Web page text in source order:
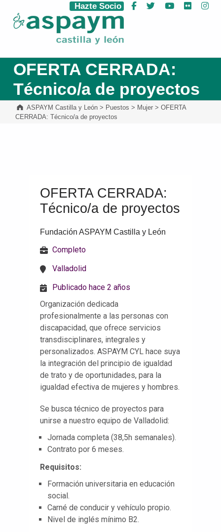
ASPAYM Castilla y León
Hazte Socio Facebook
Twitter YouTube
Flickr
OFERTA CERRADA:
Técnico/a de proyectos
ASPAYM Castilla y León> Puestos > Mujer> OFERTA
CERRADA: Técnico/a de proyectos
OFERTA CERRADA:
Técnico/a de proyectos
Fundación ASPAYM Castilla y León
Completo
Valladolid
Publicado hace 2 años
Organización dedicada
profesionalmente a las personas con
discapacidad, que ofrece servicios
transdisciplinares, integrales y
personalizados. ASPAYM CYL hace suya
la integración del principio de igualdad
de trato y de oportunidades, para la
igualdad efectiva de mujeres y hombres.
Se busca técnico de proyectos para
unirse a nuestro equipo de Valladolid:
Jornada completa (38,5h semanales).
Contrato por 6 meses.
Requisitos:
Formación universitaria en educación
social.
Carné de conducir y vehículo propio.
Nivel de inglés mínimo B2.